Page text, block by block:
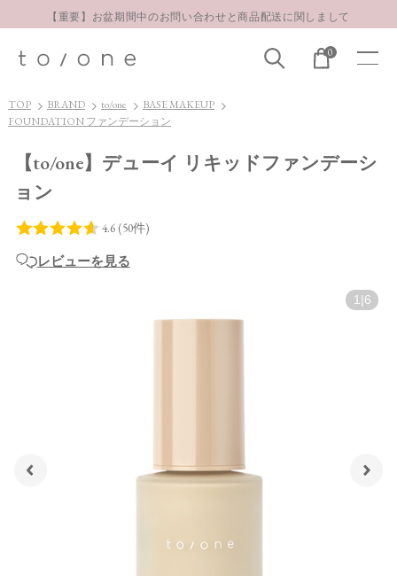
【重要】お盆期間中のお問い合わせと商品配送に関しまして
LINE お友達登録 500円OFFクーポンプレゼント
0
TOP BRAND to/one
BASE MAKEUP
FOUNDATION ファンデーション
【to/one】デューイ リキッドファンデーシ
ョン
レビューを見る
1 6